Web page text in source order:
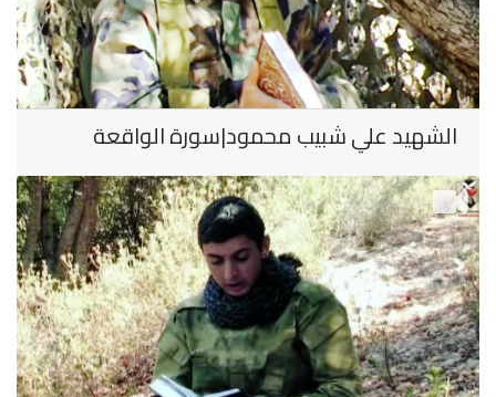
الشهيد علي شبيب محمود|سورة الواقعة